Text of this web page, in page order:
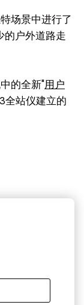
场景中进行了
户外道路走
的全新"用户
全站仪建立的